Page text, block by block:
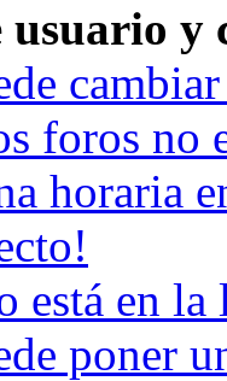
usuario y
foros no
horaria
está en la
poner